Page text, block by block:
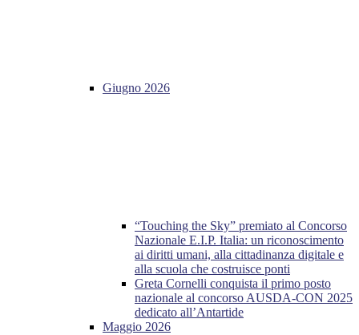
Giugno 2026
“Touching the Sky” premiato al Concorso
Nazionale E.I.P. Italia: un riconoscimento
ai diritti umani, alla cittadinanza digitale e
alla scuola che costruisce ponti
Greta Cornelli conquista il primo posto
nazionale al concorso AUSDA-CON 2025
dedicato all’Antartide
Maggio 2026